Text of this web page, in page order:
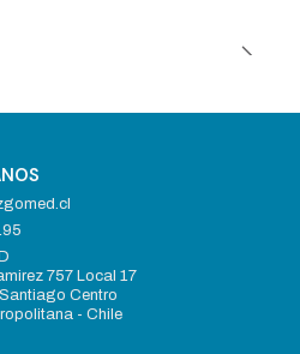
757 Local 17
Centro
- Chile